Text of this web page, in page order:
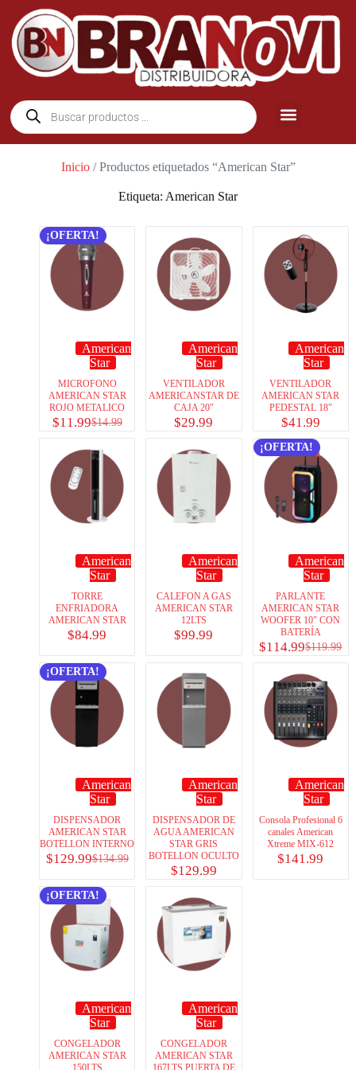
Inicio/ Productos etiquetados “American Star”
Etiqueta: American Star
¡OFERTA!
American
Star
MICROFONO
AMERICAN STAR
ROJO METALICO
$14.99
$11.99
American
Star
VENTILADOR
AMERICANSTAR DE
CAJA 20″
$29.99
American
Star
VENTILADOR
AMERICAN STAR
PEDESTAL 18″
$41.99
American
Star
TORRE
ENFRIADORA
AMERICAN STAR
$84.99
American
Star
CALEFON A GAS
AMERICAN STAR
12LTS
$99.99
¡OFERTA!
American
Star
PARLANTE
AMERICAN STAR
WOOFER 10″ CON
BATERÍA
$119.99
$114.99
¡OFERTA!
American
Star
DISPENSADOR
AMERICAN STAR
BOTELLON INTERNO
$134.99
$129.99
American
Star
DISPENSADOR DE
AGUA AMERICAN
STAR GRIS
BOTELLON OCULTO
$129.99
American
Star
Consola Profesional 6
canales American
Xtreme MIX-612
$141.99
¡OFERTA!
American
Star
CONGELADOR
AMERICAN STAR
American
Star
CONGELADOR
AMERICAN STAR